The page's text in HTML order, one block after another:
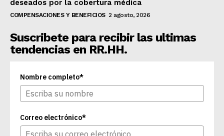
deseados por la cobertura médica
COMPENSACIONES Y BENEFICIOS 2 agosto, 2026
Suscribete para recibir las ultimas
tendencias en RR.HH.
Nombre completo*
Correo electrónico*